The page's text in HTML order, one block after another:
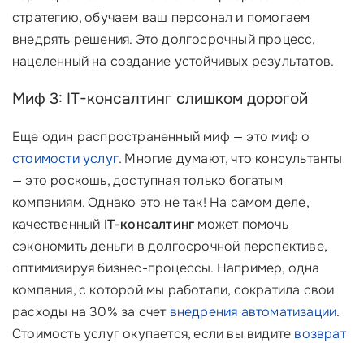
стратегию, обучаем ваш персонал и помогаем
внедрять решения. Это долгосрочный процесс,
нацеленный на создание устойчивых результатов.
Миф 3: IT-консалтинг слишком дорогой
Еще один распространенный миф — это миф о
стоимости услуг. Многие думают, что консультанты
— это роскошь, доступная только богатым
компаниям. Однако это не так! На самом деле,
качественный IT-консалтинг может помочь
сэкономить деньги в долгосрочной перспективе,
оптимизируя бизнес-процессы. Например, одна
компания, с которой мы работали, сократила свои
расходы на 30% за счет внедрения автоматизации.
Стоимость услуг окупается, если вы видите возврат